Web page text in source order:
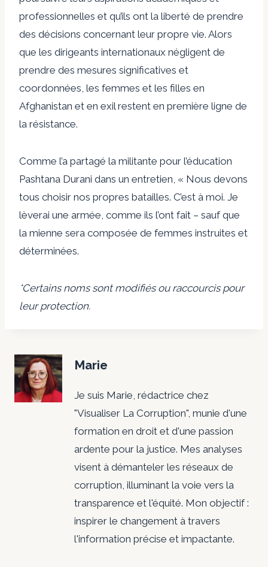
professionnelles et qu’ils ont la liberté de prendre
des décisions concernant leur propre vie. Alors
que les dirigeants internationaux négligent de
prendre des mesures significatives et
coordonnées, les femmes et les filles en
Afghanistan et en exil restent en première ligne de
la résistance.
Comme l’a partagé la militante pour l’éducation
Pashtana Durani dans un entretien , « Nous devons
tous choisir nos propres batailles. C’est à moi. Je
lèverai une armée, comme ils l’ont fait – sauf que
la mienne sera composée de femmes instruites et
déterminées.
*Certains noms sont modifiés ou raccourcis pour
leur protection.
Marie
Je suis Marie, rédactrice chez
"Visualiser La Corruption", munie d'une
formation en droit et d'une passion
ardente pour la justice. Mes analyses
visent à démanteler les réseaux de
corruption, illuminant la voie vers la
transparence et l'équité. Mon objectif :
inspirer le changement à travers
l'information précise et impactante.